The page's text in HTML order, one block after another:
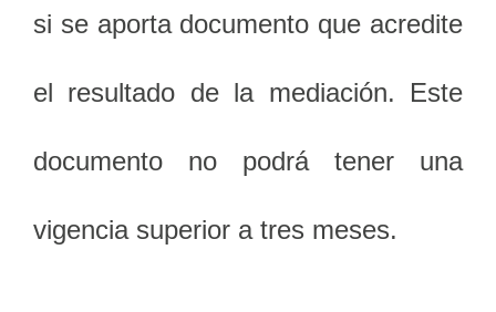
si se aporta documento que acredite
el resultado de la mediación. Este
documento no podrá tener una
vigencia superior a tres meses.